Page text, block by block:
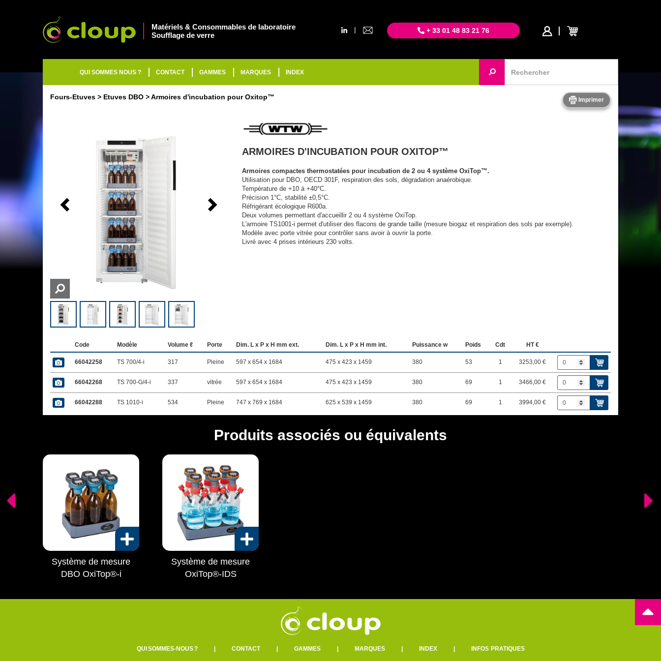
Matériels & Consommables de laboratoire
Soufflage de verre
| + 33 01 48 83 21 76
QUI SOMMES NOUS ? CONTACT GAMMES MARQUES INDEX
Fours-Etuves Etuves DBO Armoires d'incubation pour Oxitop™ Imprimer
Previous Next
ARMOIRES D'INCUBATION POUR OXITOP™
Armoires compactes thermostatées pour incubation de 2 ou 4 système OxiTop™.
Utilisation pour DBO, OECD 301F, respiration des sols, dégradation anaérobique.
Température de +10 à +40°C.
Précision 1°C, stabilité ±0,5°C.
Réfrigérant écologique R600a.
Deux volumes permettant d'accueillir 2 ou 4 système OxiTop.
L'armoire TS1001-i permet d'utiliser des flacons de grande taille (mesure biogaz et respiration des sols par exemple).
Modèle avec porte vitrée pour contrôler sans avoir à ouvrir la porte.
Livré avec 4 prises intérieurs 230 volts.
Code Modèle Volume ℓ Porte Dim. L x P x H mm ext. Dim. L x P x H mm int. Puissance w Poids Cdt HT €
66042258 TS 700/4-i 317 Pleine 597 x 654 x 1684 475 x 423 x 1459 380 53 1 3253,00 €
66042268 TS 700-G/4-i 337 vitrée 597 x 654 x 1684 475 x 423 x 1459 380 69 1 3466,00 €
66042288 TS 1010-i 534 Pleine 747 x 769 x 1684 625 x 539 x 1459 380 69 1 3994,00 €
Produits associés ou équivalents
Système de mesure
DBO OxiTop®-i
Système de mesure
OxiTop®-IDS
QUI SOMMES-NOUS ?| CONTACT| GAMMES| MARQUES| INDEX| INFOS PRATIQUES